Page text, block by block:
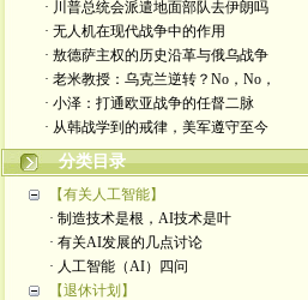
· 川普总统会派遣地面部队去伊朗吗
· 无人机在现代战争中的作用
· 敖德萨主权的历史沿革与俄乌战争
· 老米教授：乌克兰逆转？No，No，
· 小泽：打通欧亚战争的任督二脉
· 从韩战学到的戒律，美军遵守至今
分类目录
【有关人工智能】
· 制造技术是根，AI技术是叶
· 有关AI发展的几点讨论
· 人工智能（AI）四问
【退休计划】